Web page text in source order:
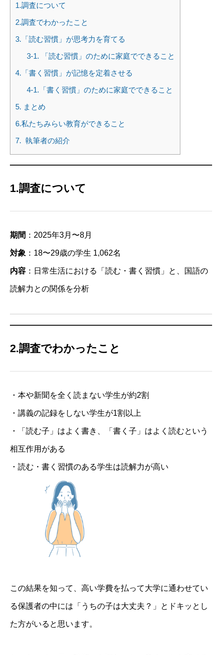
1.調査について
2.調査でわかったこと
3.「読む習慣」が思考力を育てる
3-1. 「読む習慣」のために家庭でできること
4.「書く習慣」が記憶を定着させる
4-1.「書く習慣」のために家庭でできること
5. まとめ
6.私たちみらい教育ができること
7. 執筆者の紹介
1.調査について
期間 ：2025年3月〜8月
対象 ：18〜29歳の学生 1,062名
内容 ：日常生活における「読む・書く習慣」と、国語の
読解力との関係を分析
2.調査でわかったこと
・本や新聞を全く読まない学生が約2割
・講義の記録をしない学生が1割以上
・「読む子」はよく書き、「書く子」はよく読むという
相互作用がある
・読む・書く習慣のある学生は読解力が高い
この結果を知って、高い学費を払って大学に通わせてい
る保護者の中には「うちの子は大丈夫？」とドキッとし
た方がいると思います。